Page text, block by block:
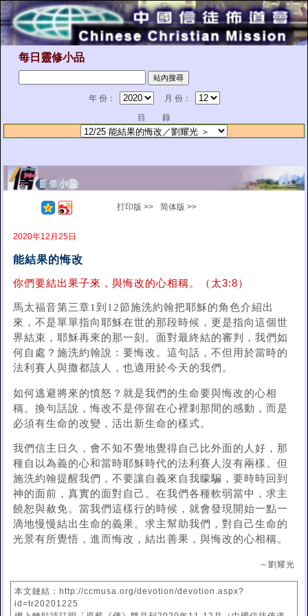
每日靈修小品
年 份：
月 份：
目 錄
打印版 >> 简体版 >>
2020年12月25日
能結果的悔改
你們要結出果子來，與悔改的心相稱。（太3:8）
馬太福音第三章1到12節施洗約翰把耶穌的角色介紹出
來，不是單單指向耶穌在世的那段時候，更是指向這個世
界結束，耶穌再來的那一刻。面對最終結的審判，我們如
何自處？施洗約翰說：要悔改。這句話，不但用於當時的
法利賽人與撒都該人，也適用於今天的我們。
如何逃避將來的憤怒？就是我們的生命要與悔改的心相
稱。換句話說，悔改不是停留在心裡剎那間的感動，而是
必須有生命的改變，活出新生命的樣式。
我們信主日久，會不知不覺地覺得自己比外面的人好，那
種自以為義的心和當時耶穌時代的法利賽人沒有兩樣。但
施洗約翰提醒我們，不要讓自義來自我矇騙，要時時回到
神的面前，真實的面對自己。在我們各種軟弱當中，求主
饒恕與赦免。當我們這樣行的時候，就會發現開始一點一
滴地慢慢結出生命的義果。求主幫助我們，對自己生命的
光景有所覺悟，進而悔改，結出善果，與悔改的心相稱。
～劉耀光
本文鏈結：http://ccmusa.org/devotion/devotion.aspx?
id=tr20201225